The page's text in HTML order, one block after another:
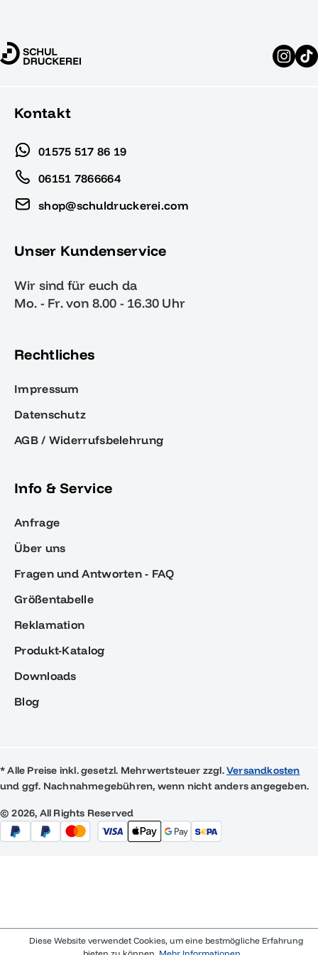
Kontakt
01575 517 86 19
06151 7866664
shop@schuldruckerei.com
Unser Kundenservice
Wir sind für euch da
Mo. - Fr. von 8.00 - 16.30 Uhr
Rechtliches
Impressum
Datenschutz
AGB / Widerrufsbelehrung
Info & Service
Anfrage
Über uns
Fragen und Antworten - FAQ
Größentabelle
Reklamation
Produkt-Katalog
Downloads
Blog
* Alle Preise inkl. gesetzl. Mehrwertsteuer zzgl.Versandkosten
und ggf. Nachnahmegebühren, wenn nicht anders angegeben.
© 2026, All Rights Reserved
Diese Website verwendet Cookies, um eine bestmögliche Erfahrung